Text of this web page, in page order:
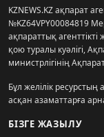
KZNEWS.KZ ақпарат
№KZ64VPY00084819
ақпараттық
қою туралы куәлігі,
министрлігінің
Бұл желілік
асқан азаматтарға
БІЗГЕ ЖАЗЫЛУ